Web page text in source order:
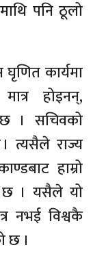
पनि ठूलो
कार्यमा
होइनन्,
। सचिवको
त्यसैले राज्य
हाम्रो
छ । यसैले यो
नभई विश्वकै
छ ।